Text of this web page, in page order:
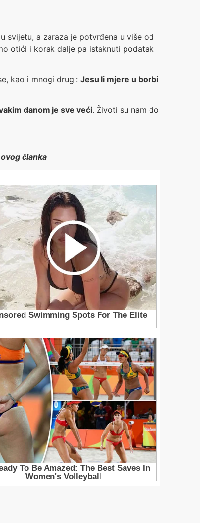
svijetu, a zaraza je potvrđena u više od
otići i korak dalje pa istaknuti podatak
kao i mnogi drugi: Jesu li mjere u borbi
danom je sve veći. Životi su nam do
članka